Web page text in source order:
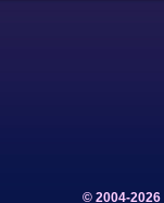
© 2004-2026